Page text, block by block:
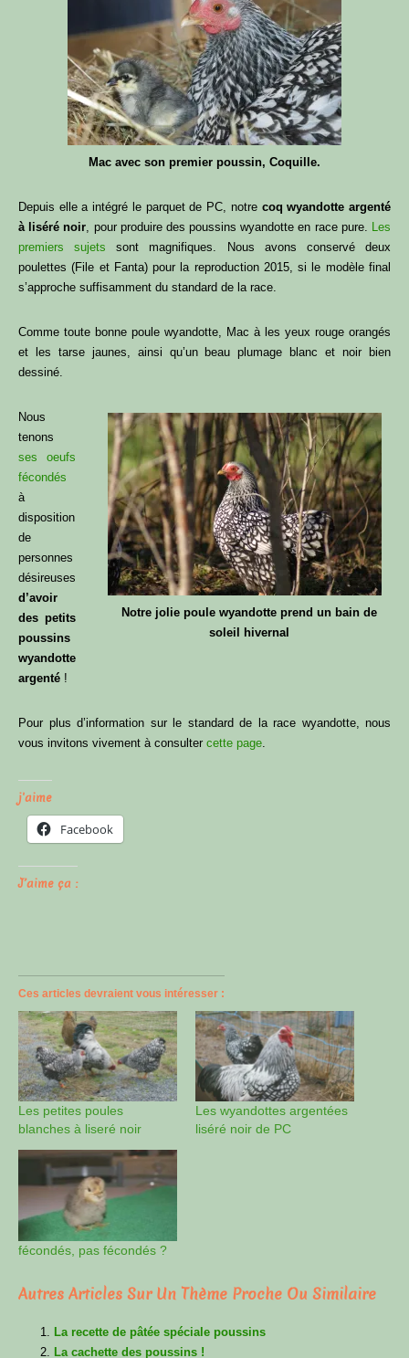
Mac avec son premier poussin, Coquille.
Depuis elle a intégré le parquet de PC, notre coq wyandotte argenté
à liséré noir , pour produire des poussins wyandotte en race pure.
Les
premiers sujets sont magnifiques. Nous avons conservé deux
poulettes (File et Fanta) pour la reproduction 2015, si le modèle final
s’approche suffisamment du standard de la race.
Comme toute bonne poule wyandotte, Mac à les yeux rouge orangés
et les tarse jaunes, ainsi qu’un beau plumage blanc et noir bien
dessiné.
Notre jolie poule wyandotte prend un bain de
soleil hivernal
Nous
tenons
ses oeufs
fécondés
à
disposition
de
personnes
désireuses
d’avoir
des petits
poussins
wyandotte
argenté !
Pour plus d’information sur le standard de la race wyandotte, nous
vous invitons vivement à consulter cette page
j'aime
Facebook
J’aime ça :
Ces articles devraient vous intéresser :
Les petites poules
blanches à liseré noir
Les wyandottes argentées
liséré noir de PC
fécondés, pas fécondés ?
Autres Articles Sur Un Thème Proche Ou Similaire
La recette de pâtée spéciale poussins
La cachette des poussins !